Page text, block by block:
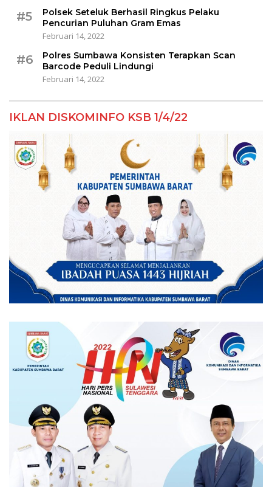
#5
Polsek Seteluk Berhasil Ringkus Pelaku
Pencurian Puluhan Gram Emas
Februari 14, 2022
#6
Polres Sumbawa Konsisten Terapkan Scan
Barcode Peduli Lindungi
Februari 14, 2022
IKLAN DISKOMINFO KSB 1/4/22